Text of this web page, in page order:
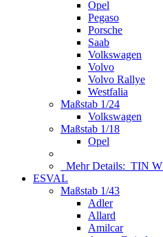
Opel
Pegaso
Porsche
Saab
Volkswagen
Volvo
Volvo Rallye
Westfalia
Maßstab 1/24
Volkswagen
Maßstab 1/18
Opel
Mehr Details: TIN
ESVAL
Maßstab 1/43
Adler
Allard
Amilcar